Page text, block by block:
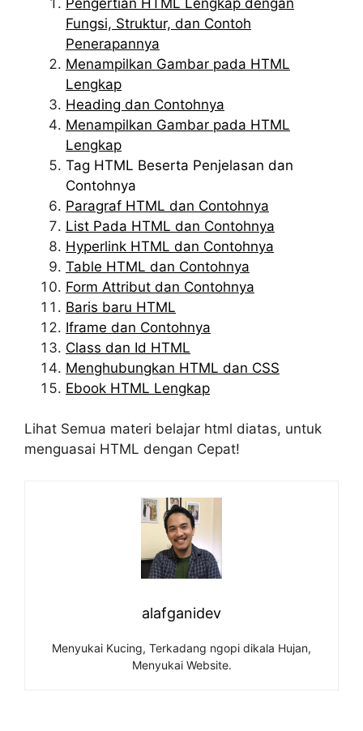
Fungsi, Struktur, dan Contoh
Penerapannya
Menampilkan Gambar pada HTML
Lengkap
Heading dan Contohnya
Menampilkan Gambar pada HTML
Lengkap
Tag HTML Beserta Penjelasan dan
Contohnya
Paragraf HTML dan Contohnya
List Pada HTML dan Contohnya
Hyperlink HTML dan Contohnya
Table HTML dan Contohnya
Form Attribut dan Contohnya
Baris baru HTML
Iframe dan Contohnya
Class dan Id HTML
Menghubungkan HTML dan CSS
Ebook HTML Lengkap
Lihat Semua materi belajar html diatas, untuk
menguasai HTML dengan Cepat!
alafganidev
Menyukai Kucing, Terkadang ngopi dikala Hujan,
Menyukai Website.